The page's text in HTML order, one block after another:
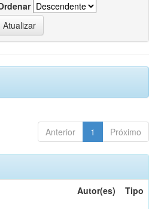
Anterior 1 Próximo
Autor(es) Tipo